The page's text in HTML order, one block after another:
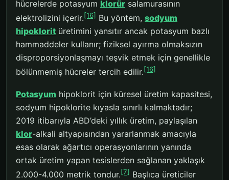
hücrelerde potasyum klorür salamurasının
elektrolizini içerir.[16] Bu yöntem, sodyum
hipoklorit üretimini yansıtır ancak potasyum bazlı
hammaddeler kullanır; fiziksel ayırma olmaksızın
disproporsiyonlaşmayı teşvik etmek için genellikle
bölünmemiş hücreler tercih edilir.[16]
Potasyum hipoklorit için küresel üretim kapasitesi,
sodyum hipoklorite kıyasla sınırlı kalmaktadır;
2019 itibarıyla ABD’deki yıllık üretim, paylaşılan
klor-alkali altyapısından yararlanmak amacıyla
esas olarak ağartıcı operasyonlarının yanında
ortak üretim yapan tesislerden sağlanan yaklaşık
2.000-4.000 metrik tondur.[7] Başlıca üreticiler